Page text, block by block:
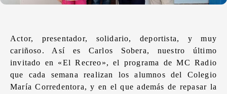
Actor, presentador, solidario, deportista, y muy
cariñoso. Así es Carlos Sobera, nuestro último
invitado en «El Recreo», el programa de MC Radio
que cada semana realizan los alumnos del Colegio
María Corredentora, y en el que además de repasar la